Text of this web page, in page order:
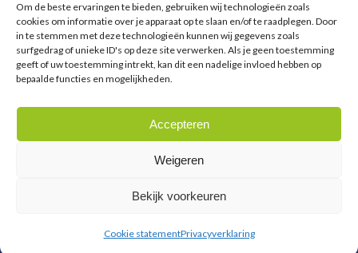
Om de beste ervaringen te bieden, gebruiken wij technologieën zoals
cookies om informatie over je apparaat op te slaan en/of te raadplegen. Door
in te stemmen met deze technologieën kunnen wij gegevens zoals
surfgedrag of unieke ID's op deze site verwerken. Als je geen toestemming
geeft of uw toestemming intrekt, kan dit een nadelige invloed hebben op
bepaalde functies en mogelijkheden.
Accepteren
Weigeren
Bekijk voorkeuren
Cookie statementPrivacyverklaring
Over ons
Waarom Lodder Bonsai?
Nieuws & Events
Privacyverklaring